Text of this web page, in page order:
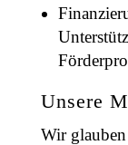
Unsere
Wir